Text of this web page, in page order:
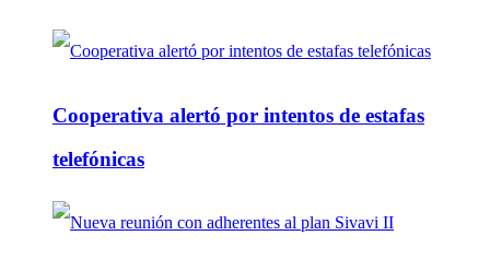
Cooperativa alertó por intentos de estafas
telefónicas